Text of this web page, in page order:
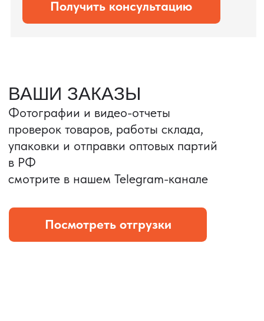
Портативные колонки
Колонка с шнуром
зарядным, без коробки
и ложемента (эвы).
Магнитная зарядка 3в1.
15w.
Комплект: устройство +
провод Type C.
КОНТРОЛЬ КАЧЕСТВА
Проверка по ТЗ включает: